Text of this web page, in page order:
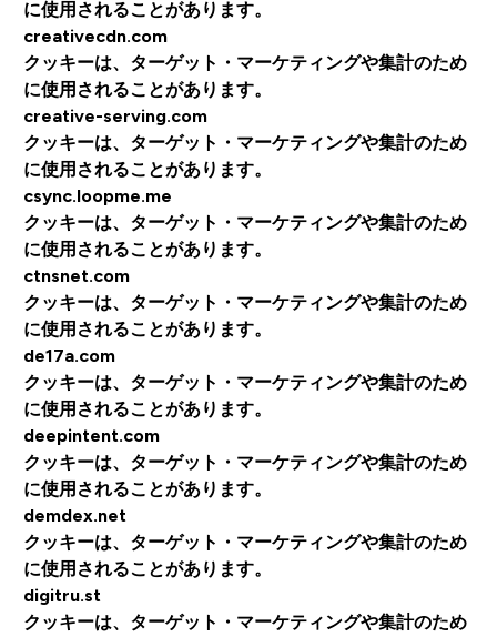
に使用されることがあります。
creativecdn.com
クッキーは、ターゲット・マーケティングや集計のため
に使用されることがあります。
creative-serving.com
クッキーは、ターゲット・マーケティングや集計のため
に使用されることがあります。
csync.loopme.me
クッキーは、ターゲット・マーケティングや集計のため
に使用されることがあります。
ctnsnet.com
クッキーは、ターゲット・マーケティングや集計のため
に使用されることがあります。
de17a.com
クッキーは、ターゲット・マーケティングや集計のため
に使用されることがあります。
deepintent.com
クッキーは、ターゲット・マーケティングや集計のため
に使用されることがあります。
demdex.net
クッキーは、ターゲット・マーケティングや集計のため
に使用されることがあります。
digitru.st
クッキーは、ターゲット・マーケティングや集計のため